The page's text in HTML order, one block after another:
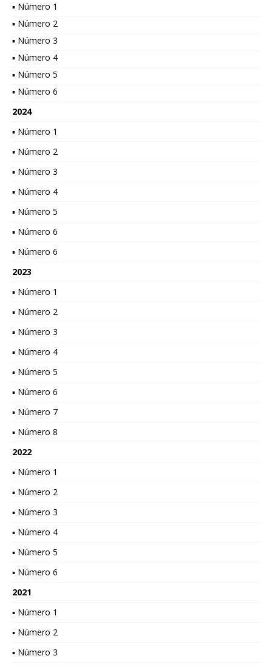
▪ Número 1
▪ Número 2
▪ Número 3
▪ Número 4
▪ Número 5
▪ Número 6
2024
▪ Número 1
▪ Número 2
▪ Número 3
▪ Número 4
▪ Número 5
▪ Número 6
▪ Número 6
2023
▪ Número 1
▪ Número 2
▪ Número 3
▪ Número 4
▪ Número 5
▪ Número 6
▪ Número 7
▪ Número 8
2022
▪ Número 1
▪ Número 2
▪ Número 3
▪ Número 4
▪ Número 5
▪ Número 6
2021
▪ Número 1
▪ Número 2
▪ Número 3